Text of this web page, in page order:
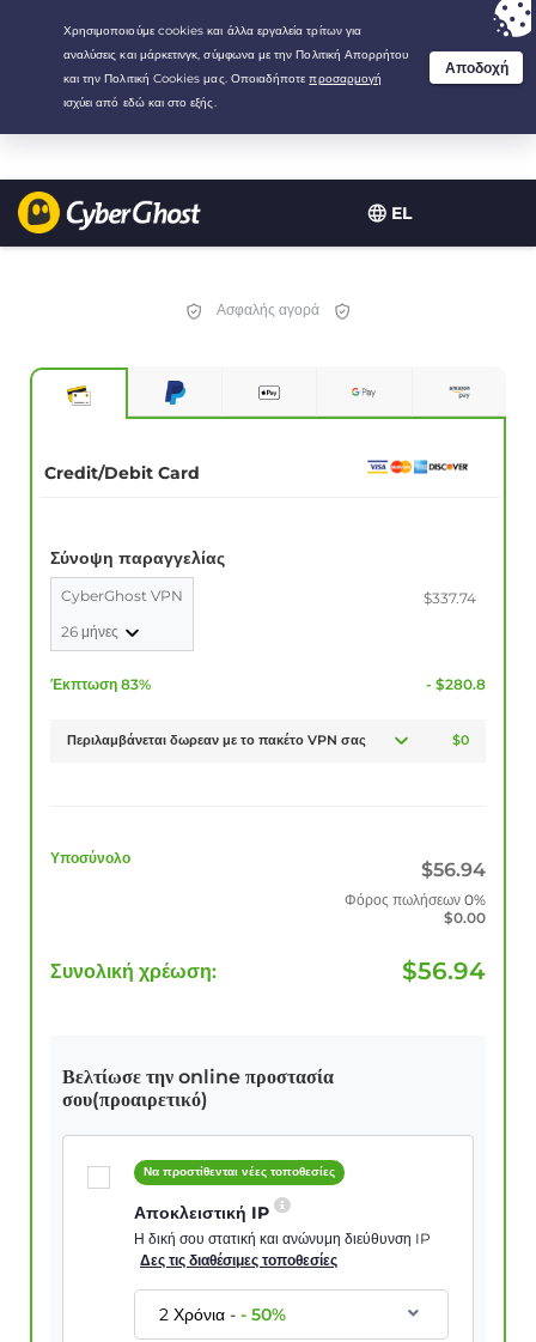
EL
Your choice:The Best Dealfor 2.1666666666667-years at $
/month
Ασφαλής αγορά
Credit/Debit Card
Σύνοψη παραγγελίας
CyberGhost VPN
26 μήνες
$337.74
Έκπτωση 83% - $280.8
Περιλαμβάνεται δωρεαν με το πακέτο VPN σας $0
Υποσύνολο
$56.94
Φόρος πωλήσεων 0%
$0.00
Συνολική χρέωση: $56.94
Βελτίωσε την online προστασία
σου(προαιρετικό)
Να προστίθενται νέες τοποθεσίες
Αποκλειστική IP
Η δική σου στατική και ανώνυμη διεύθυνση IP
Δες τις διαθέσιμες τοποθεσίες
2 Χρόνια--50%